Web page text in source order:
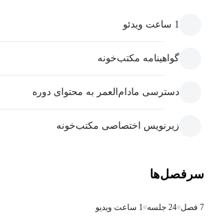
1 ساعت ویدئو
گواهینامه مکتب‌خونه
دسترسی مادام‌العمر به محتوای دوره
زیرنویس اختصاصی مکتب‌خونه
سرفصل‌ها
7 فصل 24 جلسه 1 ساعت ویدیو